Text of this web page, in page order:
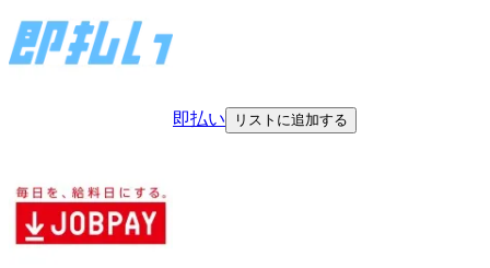
即払い リストに追加する